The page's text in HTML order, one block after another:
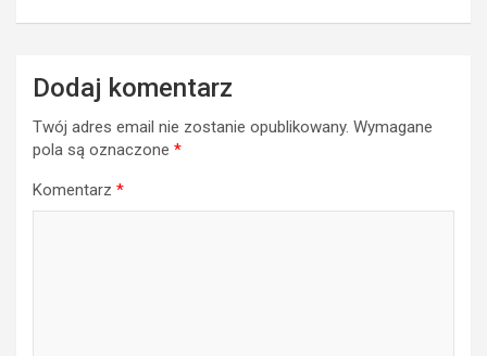
Dodaj komentarz
Twój adres email nie zostanie opublikowany. Wymagane
pola są oznaczone *
Komentarz *